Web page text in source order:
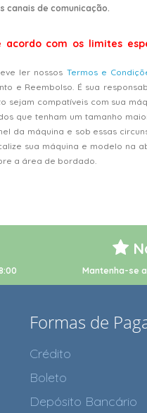
canais de comunicação.
acordo com os limites
ler nossos Termos e
e Reembolso. É sua
sejam compatíveis com sua
que tenham um tamanho
da máquina e sob essas
sua máquina e modelo na
a área de bordado.
Mantenha-se
Formas de
Crédito
Boleto
Depósito Bancário